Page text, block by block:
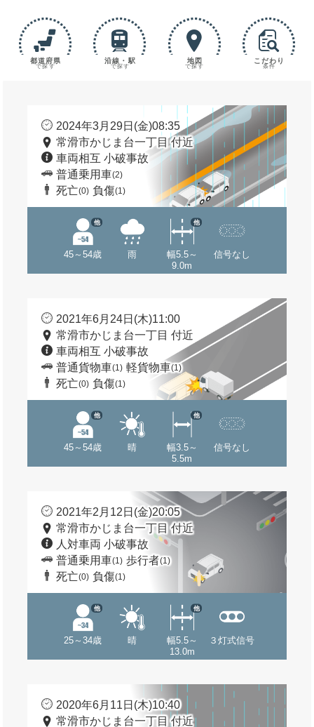
都道府県
で探す
沿線・駅
で探す
地図
で探す
こだわり
条件
2024年3月29日(金)08:35
常滑市かじま台一丁目 付近
車両相互 小破事故
普通乗用車(2)
死亡(0) 負傷(1)
45～54歳
他
雨
幅5.5～
9.0m
他
信号なし
2021年6月24日(木)11:00
常滑市かじま台一丁目 付近
車両相互 小破事故
普通貨物車(1) 軽貨物車(1)
死亡(0) 負傷(1)
45～54歳
他
晴
幅3.5～
5.5m
他
信号なし
2021年2月12日(金)20:05
常滑市かじま台一丁目 付近
人対車両 小破事故
普通乗用車(1) 歩行者(1)
死亡(0) 負傷(1)
25～34歳
他
晴
幅5.5～
13.0m
他
３灯式信号
2020年6月11日(木)10:40
常滑市かじま台一丁目 付近